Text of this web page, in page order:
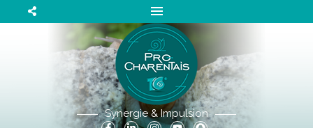
Synergie & Impulsion